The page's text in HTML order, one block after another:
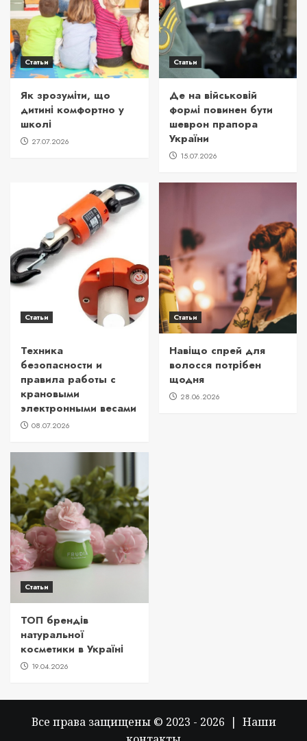
Статьи
Як зрозуміти, що
дитині комфортно у
школі
27.07.2026
Статьи
Де на військовій
формі повинен бути
шеврон прапора
України
15.07.2026
Статьи
Техника
безопасности и
правила работы с
крановыми
электронными весами
08.07.2026
Статьи
Навіщо спрей для
волосся потрібен
щодня
28.06.2026
Статьи
ТОП брендів
натуральної
косметики в Україні
19.04.2026
Все права защищены © 2023 - 2026 | Наши